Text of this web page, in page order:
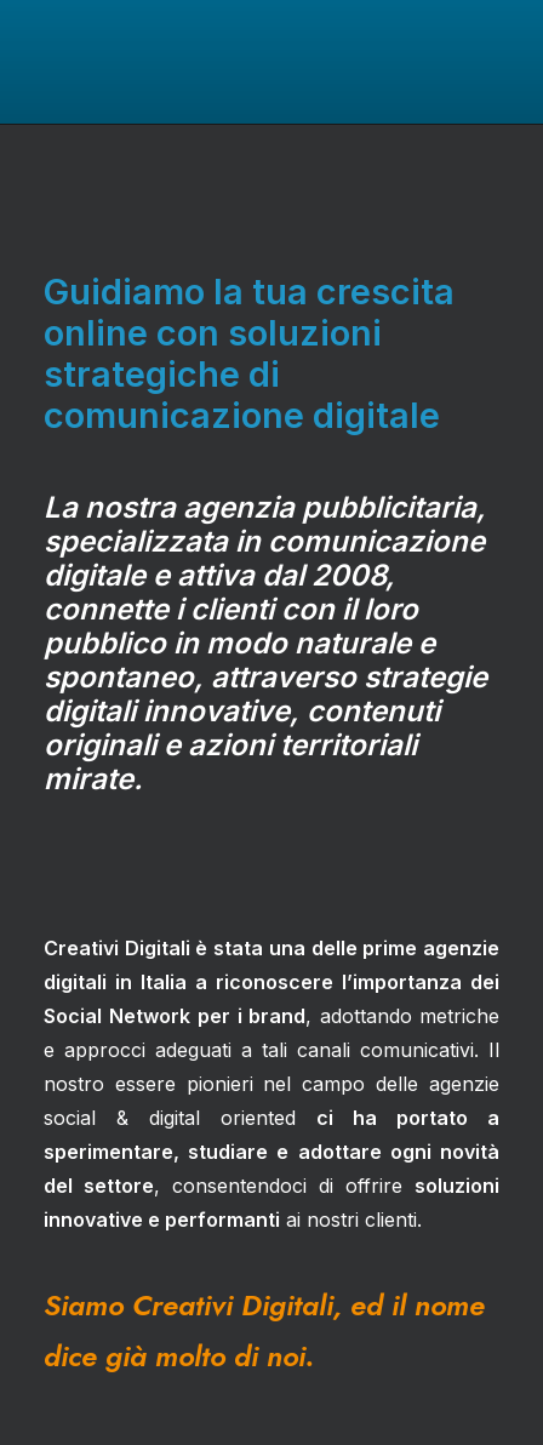
Guidiamo la tua crescita
online con soluzioni
strategiche di
comunicazione digitale
La nostra agenzia pubblicitaria,
specializzata in comunicazione
digitale e attiva dal 2008,
connette i clienti con il loro
pubblico in modo naturale e
spontaneo, attraverso strategie
digitali innovative, contenuti
originali e azioni territoriali
mirate.
Creativi Digitali è stata una delle prime agenzie
digitali in Italia a riconoscere l’importanza dei
Social Network per i brand, adottando metriche
e approcci adeguati a tali canali comunicativi. Il
nostro essere pionieri nel campo delle agenzie
social & digital oriented ci ha portato a
sperimentare, studiare e adottare ogni novità
del settore, consentendoci di offrire soluzioni
innovative e performanti ai nostri clienti.
Siamo Creativi Digitali, ed il nome
dice già molto di noi.